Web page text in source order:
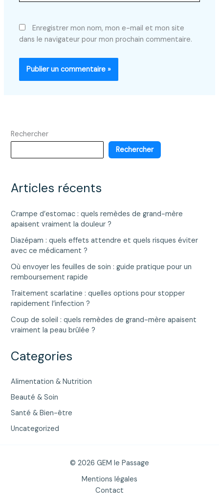
Enregistrer mon nom, mon e-mail et mon site
dans le navigateur pour mon prochain commentaire.
Rechercher
Rechercher
Articles récents
Crampe d’estomac : quels remèdes de grand-mère
apaisent vraiment la douleur ?
Diazépam : quels effets attendre et quels risques éviter
avec ce médicament ?
Où envoyer les feuilles de soin : guide pratique pour un
remboursement rapide
Traitement scarlatine : quelles options pour stopper
rapidement l’infection ?
Coup de soleil : quels remèdes de grand-mère apaisent
vraiment la peau brûlée ?
Categories
Alimentation & Nutrition
Beauté & Soin
Santé & Bien-être
Uncategorized
© 2026 GEM le Passage
Mentions légales
Contact